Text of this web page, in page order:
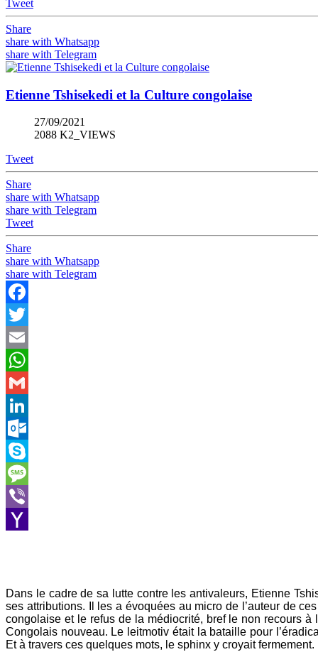
Tweet
Share
share with Whatsapp
share with Telegram
Etienne Tshisekedi et la Culture congolaise
27/09/2021
2088 K2_VIEWS
Tweet
Share
share with Whatsapp
share with Telegram
Tweet
Share
share with Whatsapp
share with Telegram
Facebook
Twitter
Email
WhatsApp
Gmail
LinkedIn
Outlook.com
Skype
Message
Viber
Dans le cadre de sa lutte contre les antivaleurs, Etienne
ses attributions. Il les a évoquées au micro de l’auteur de
congolaise et le refus de la médiocrité, bref le non recours
Congolais nouveau. Le leitmotiv était la bataille pour
Et à travers ces quelques mots, le sphinx y croyait fermement.